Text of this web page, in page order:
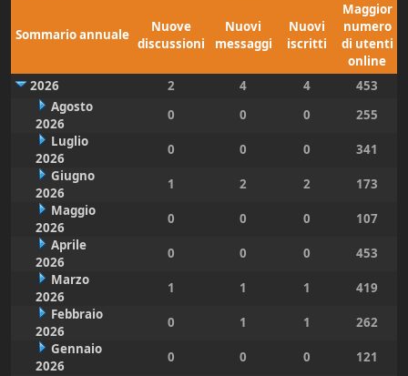
Sommario annuale
Nuove
discussioni
Nuovi
messaggi
Nuovi
iscritti
Maggior
numero
di utenti
online
2026
2 4 4
453
Agosto
2026
0 0 0
255
Luglio
2026
0 0 0
341
Giugno
2026
1 2 2
173
Maggio
2026
0 0 0
107
Aprile
2026
0 0 0
453
Marzo
2026
1 1 1
419
Febbraio
2026
0 1 1
262
Gennaio
2026
0 0 0
121